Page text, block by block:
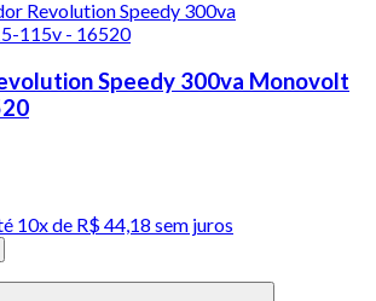
Speedy 300va Monovolt
10x de R$ 44,18 sem juros